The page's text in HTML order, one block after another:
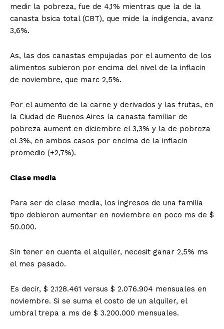
medir la pobreza, fue de 4,1% mientras que la de la
canasta bsica total (CBT), que mide la indigencia, avanz
3,6%.
As, las dos canastas empujadas por el aumento de los
alimentos subieron por encima del nivel de la inflacin
de noviembre, que marc 2,5%.
Por el aumento de la carne y derivados y las frutas, en
la Ciudad de Buenos Aires la canasta familiar de
pobreza aument en diciembre el 3,3% y la de pobreza
el 3%, en ambos casos por encima de la inflacin
promedio (+2,7%).
Clase media
Para ser de clase media, los ingresos de una familia
tipo debieron aumentar en noviembre en poco ms de $
50.000.
Sin tener en cuenta el alquiler, necesit ganar 2,5% ms
el mes pasado.
Es decir, $ 2.128.461 versus $ 2.076.904 mensuales en
noviembre. Si se suma el costo de un alquiler, el
umbral trepa a ms de $ 3.200.000 mensuales.